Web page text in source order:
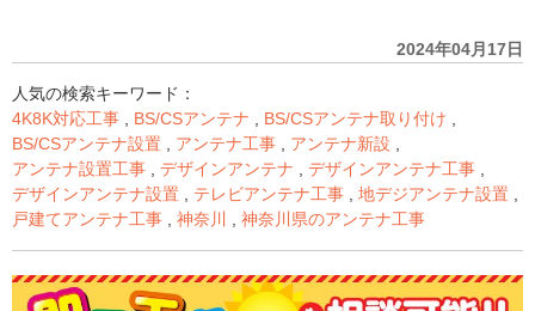
2024年04月17日
人気の検索キーワード：
4K8K対応工事
BS/CSアンテナ BS/CSアンテナ取り付け
BS/CSアンテナ設置
アンテナ工事 アンテナ新設
アンテナ設置工事
デザインアンテナ デザインアンテナ工事
デザインアンテナ設置
テレビアンテナ工事 地デジアンテナ設置
戸建てアンテナ工事
神奈川 神奈川県のアンテナ工事